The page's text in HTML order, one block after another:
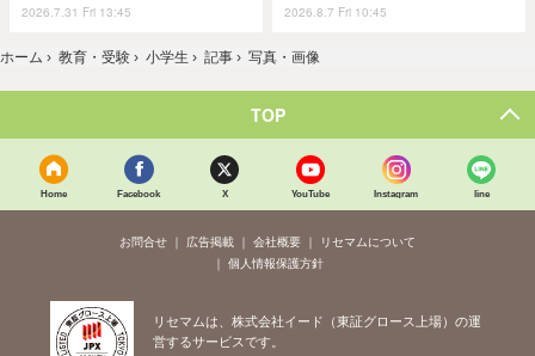
2026.7.31 Fri 13:45 2026.8.7 Fri 10:45
ホーム › 教育・受験 › 小学生 › 記事 › 写真・画像
TOP
Home Facebook X YouTube Instagram line
お問合せ 広告掲載 会社概要
リセマムについて
個人情報保護方針
リセマムは、株式会社イード（東証グロース上場）の運
営するサービスです。